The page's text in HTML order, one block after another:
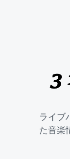
ライブ
た音楽